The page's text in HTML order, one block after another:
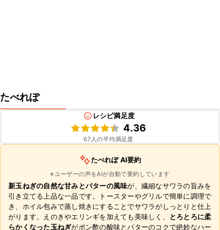
たべれぽ
レシピ満足度
4.36
67 人の平均満足度
たべれぽ AI要約
※ユーザーの声をAIが自動で要約しています
新玉ねぎの自然な甘みとバターの風味が、繊細なサワラの旨みを
引き立てる上品な一品です。トースターやグリルで簡単に調理で
き、ホイル包みで蒸し焼きにすることでサワラがしっとりと仕上
がります。えのきやエリンギを加えても美味しく、
とろとろに柔
らかくなった玉ねぎがポン酢の酸味とバターのコクで絶妙なハー